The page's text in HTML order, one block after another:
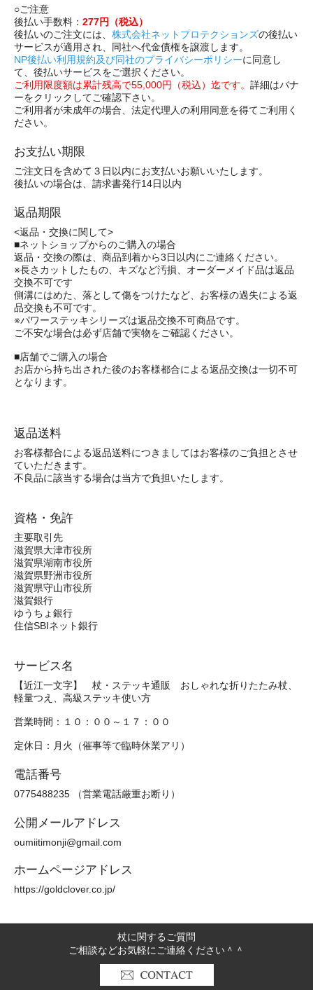
○ご注意
後払い手数料： 277円（税込）
後払いのご注文には、 株式会社ネットプロテクションズの後払い
サービスが適用され、同社へ代金債権を譲渡します。
NP後払い利用規約及び同社のプライバシーポリシーに同意し
て、後払いサービスをご選択ください。
ご利用限度額は累計残高で55,000円（税込）迄です。 詳細はバナ
ーをクリックしてご確認下さい。
ご利用者が未成年の場合、法定代理人の利用同意を得てご利用く
ださい。
お支払い期限
ご注文日を含めて３日以内にお支払いお願いいたします。
後払いの場合は、請求書発行14日以内
返品期限
<返品・交換に関して>
■ネットショップからのご購入の場合
返品・交換の際は、商品到着から3日以内にご連絡ください。
※長さカットしたもの、キズなど汚損、オーダーメイド品は返品
交換不可です
側溝にはめた、落として傷をつけたなど、お客様の過失による返
品交換も不可です。
※パワーステッキシリーズは返品交換不可商品です。
ご不安な場合は必ず店舗で実物をご確認ください。
■店舗でご購入の場合
お店から持ち出された後のお客様都合による返品交換は一切不可
となります。
返品送料
お客様都合による返品送料につきましてはお客様のご負担とさせ
ていただきます。
不良品に該当する場合は当方で負担いたします。
資格・免許
主要取引先
滋賀県大津市役所
滋賀県湖南市役所
滋賀県野洲市役所
滋賀県守山市役所
滋賀銀行
ゆうちょ銀行
住信SBIネット銀行
サービス名
【近江一文字】 杖・ステッキ通販 おしゃれな折りたたみ杖、
軽量つえ、高級ステッキ使い方
営業時間：１０：００～１７：００
定休日：月火（催事等で臨時休業アリ）
電話番号
0775488235 （営業電話厳重お断り）
公開メールアドレス
oumiitimonji@gmail.com
ホームページアドレス
https://goldclover.co.jp/
杖に関するご質問
ご相談などお気軽にご連絡ください＾＾